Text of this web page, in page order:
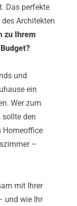
Das perfekte
Architekten
zu Ihrem
und
ein
Wer zum
sollte den
Homeoffice
–
mit Ihrer
und wie Ihr